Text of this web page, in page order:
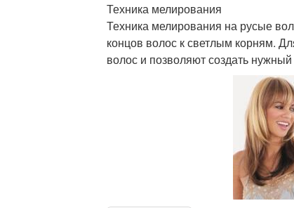
Техника мелирования
Техника мелирования на русые
концов волос к светлым корням.
волос и позволяют создать нужный